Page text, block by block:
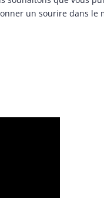
un sourire dans le